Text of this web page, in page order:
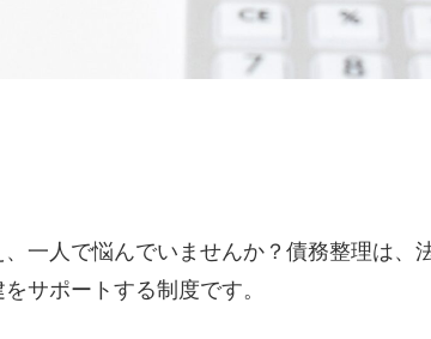
一人で悩んでいませんか？債務整理は、
サポートする制度です。